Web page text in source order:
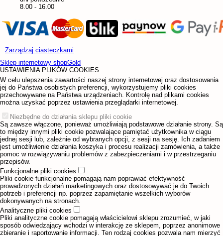
8.00 - 16.00
Zarządzaj ciasteczkami
Sklep internetowy shopGold
USTAWIENIA PLIKÓW COOKIES
W celu ulepszenia zawartości naszej strony internetowej oraz dostosowania
jej do Państwa osobistych preferencji, wykorzystujemy pliki cookies
przechowywane na Państwa urządzeniach. Kontrolę nad plikami cookies
można uzyskać poprzez ustawienia przeglądarki internetowej.
Niezbędne do działania sklepu pliki cookie
Są zawsze włączone, ponieważ umożliwiają podstawowe działanie strony. Są
to między innymi pliki cookie pozwalające pamiętać użytkownika w ciągu
jednej sesji lub, zależnie od wybranych opcji, z sesji na sesję. Ich zadaniem
jest umożliwienie działania koszyka i procesu realizacji zamówienia, a także
pomoc w rozwiązywaniu problemów z zabezpieczeniami i w przestrzeganiu
przepisów.
Funkcjonalne pliki cookies
Pliki cookie funkcjonalne pomagają nam poprawiać efektywność
prowadzonych działań marketingowych oraz dostosowywać je do Twoich
potrzeb i preferencji np. poprzez zapamiętanie wszelkich wyborów
dokonywanych na stronach.
Analityczne pliki cookies
Pliki analityczne cookie pomagają właścicielowi sklepu zrozumieć, w jaki
sposób odwiedzający wchodzi w interakcję ze sklepem, poprzez anonimowe
zbieranie i raportowanie informacji. Ten rodzaj cookies pozwala nam mierzyć